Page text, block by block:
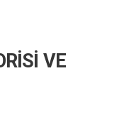
VE